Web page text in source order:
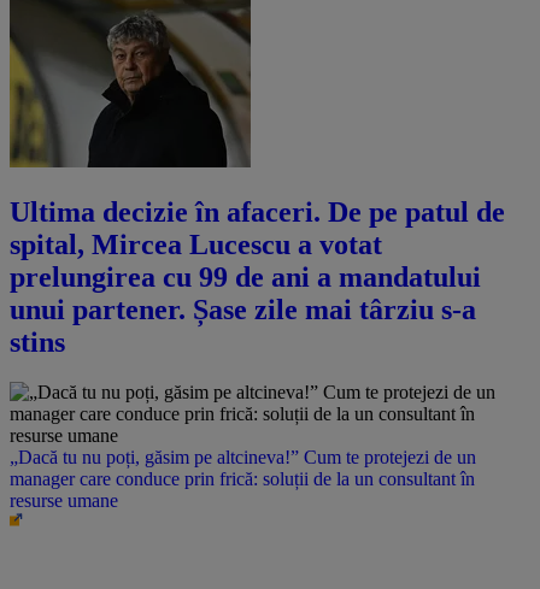
Ultima decizie în afaceri. De pe patul de
spital, Mircea Lucescu a votat
prelungirea cu 99 de ani a mandatului
unui partener. Șase zile mai târziu s-a
stins
„Dacă tu nu poți, găsim pe altcineva!” Cum te protejezi de un
manager care conduce prin frică: soluții de la un consultant în
resurse umane